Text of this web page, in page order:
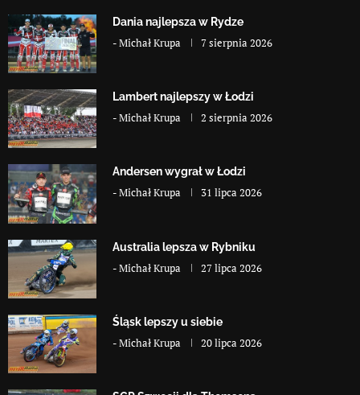
Dania najlepsza w Rydze
-Michał Krupa 7 sierpnia 2026
Lambert najlepszy w Łodzi
-Michał Krupa 2 sierpnia 2026
Andersen wygrał w Łodzi
-Michał Krupa 31 lipca 2026
Australia lepsza w Rybniku
-Michał Krupa 27 lipca 2026
Śląsk lepszy u siebie
-Michał Krupa 20 lipca 2026